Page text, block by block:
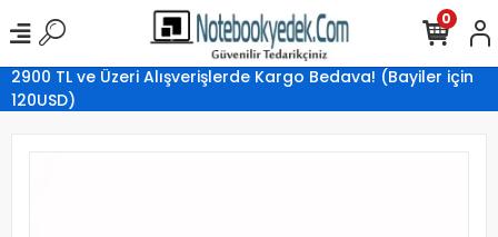
2900 TL ve Üzeri Alışverişlerde Kargo Bedava! (Bayiler için
120USD)
0